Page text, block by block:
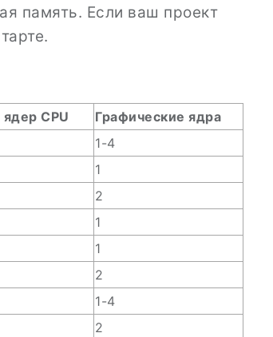
память. Если ваш проект
CPU
Графические ядра
1-4
1
2
1
1
2
1-4
2